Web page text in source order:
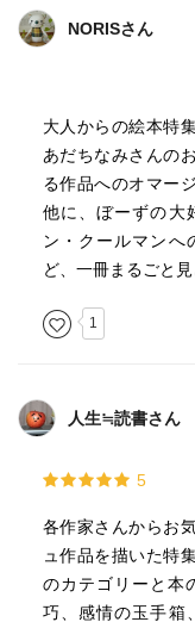
NORISさん
大人からの絵本特
あだちなみさんの
る作品へのオマー
他に、ぼーずの大
ン・クールマンへ
ど、一冊まるごと
1
人生≒読書さん
5
各作家さんからお
ュ作品を描いた特
のカテゴリーと本
巧、感情の玉手箱